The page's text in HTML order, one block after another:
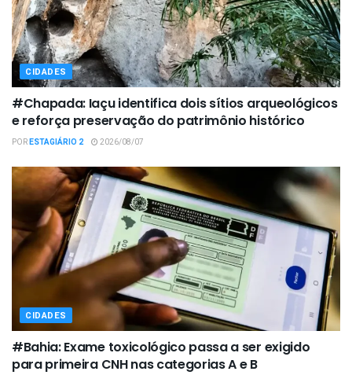
CIDADES
#Chapada: Iaçu identifica dois sítios arqueológicos
e reforça preservação do patrimônio histórico
PORESTAGIÁRIO 2 2026/08/07
CIDADES
#Bahia: Exame toxicológico passa a ser exigido
para primeira CNH nas categorias A e B